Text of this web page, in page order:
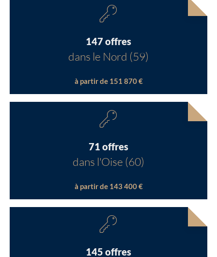
147 offres
dans le Nord (59)
à partir de 151 870 €
71 offres
dans l'Oise (60)
à partir de 143 400 €
145 offres